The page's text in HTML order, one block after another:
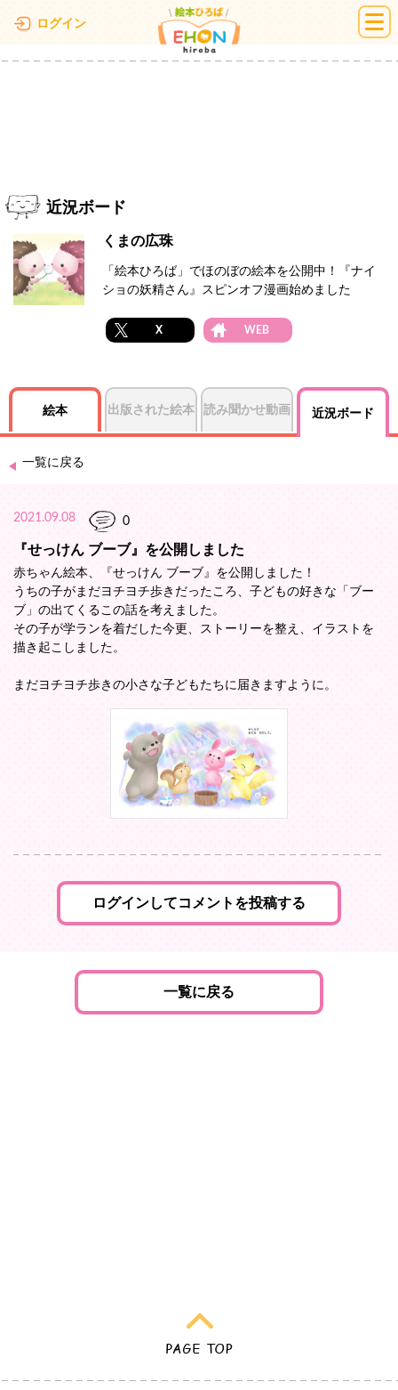
ログイン 絵本ひろば
近況ボード
くまの広珠
「絵本ひろば」でほのぼの絵本を公開中！『ナイ
ショの妖精さん』スピンオフ漫画始めました
X WEB
絵本 出版された絵本 読み聞かせ動画 近況ボード
一覧に戻る
2021.09.08 0
『せっけん ブーブ』を公開しました
赤ちゃん絵本、『せっけん ブーブ』を公開しました！
うちの子がまだヨチヨチ歩きだったころ、子どもの好きな「ブー
ブ」の出てくるこの話を考えました。
その子が学ランを着だした今更、ストーリーを整え、イラストを
描き起こしました。
まだヨチヨチ歩きの小さな子どもたちに届きますように。
ログインしてコメントを投稿する
一覧に戻る